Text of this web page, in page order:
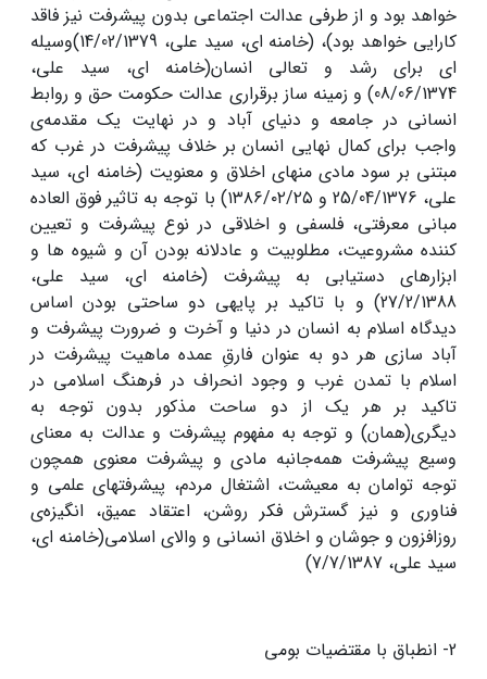
خواهد بود و از طرفی عدالت اجتماعی بدون پیشرفت نیز فاقد
کارایی خواهد بود)، (خامنه ای، سید علی، 14/02/1379)وسیله
ای برای رشد و تعالی انسان(خامنه ای، سید علی،
08/06/1374) و زمینه ساز برقراری عدالت حکومت حق و روابط
انسانی در جامعه و دنیای آباد و در نهایت یک مقدمه‌ى
واجب براى کمال نهایى انسان بر خلاف پیشرفت در غرب که
مبتنی بر سود مادی منهای اخلاق و معنویت (خامنه ای، سید
علی، 25/04/1376 و ۱۳۸۶/۰۲/۲۵) با توجه به تاثیر فوق العاده
مبانى معرفتى، فلسفى و اخلاقى در نوع پیشرفت و تعیین
کننده مشروعیت، مطلوبیت و عادلانه بودن آن و شیوه ها و
ابزارهای دستیابی به پیشرفت (خامنه ای، سید علی،
27/2/1388) و با تاکید بر پایه‏ى دو ساحتی بودن اساس
دیدگاه اسلام به انسان در دنیا و آخرت و ضرورت پیشرفت و
آباد سازی هر دو به عنوان فارقِ عمده ماهیت پیشرفت در
اسلام با تمدن غرب و وجود انحراف در فرهنگ اسلامی در
تاکید بر هر یک از دو ساحت مذکور بدون توجه به
دیگری(همان) و توجه به مفهوم پیشرفت و عدالت به معنای
وسیع پیشرفت همه‌جانبه مادى و پیشرفت معنوى همچون
توجه توامان به معیشت، اشتغال مردم، پیشرفتهاى علمى و
فناورى و نیز گسترش فکر روشن، اعتقاد عمیق، انگیزه‌ى
روزافزون و جوشان و اخلاق انسانى و والاى اسلامى(خامنه ای،
سید علی، 7/7/1387)
2- انطباق با مقتضیات بومی